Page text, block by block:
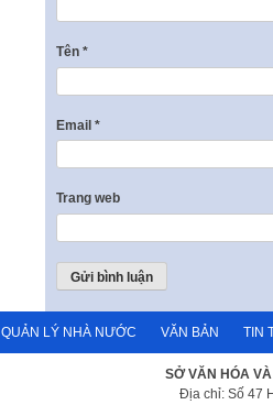
Tên *
Email *
Trang web
QUẢN LÝ NHÀ NƯỚC VĂN BẢN TIN
SỞ VĂN HÓA
Địa chỉ: Số 47